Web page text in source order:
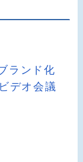
ランド化
デオ会議